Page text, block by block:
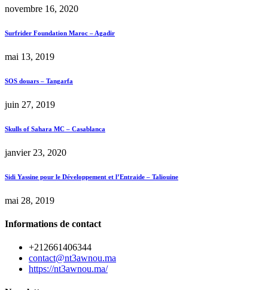
novembre 16, 2020
Surfrider Foundation Maroc – Agadir
mai 13, 2019
SOS douars – Tangarfa
juin 27, 2019
Skulls of Sahara MC – Casablanca
janvier 23, 2020
Sidi Yassine pour le Développement et l’Entraide – Taliouine
mai 28, 2019
Informations de contact
+212661406344
contact@nt3awnou.ma
https://nt3awnou.ma/